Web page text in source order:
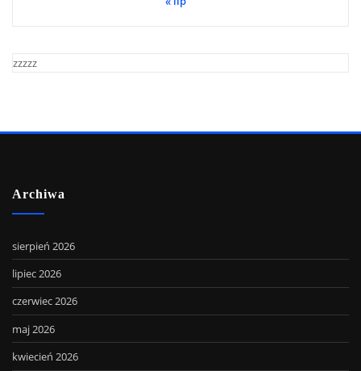
zzzzz
Archiwa
sierpień 2026
lipiec 2026
czerwiec 2026
maj 2026
kwiecień 2026